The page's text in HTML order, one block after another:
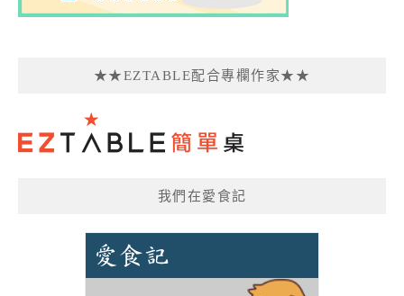
★★EZTABLE配合專欄作家★★
我們在愛食記